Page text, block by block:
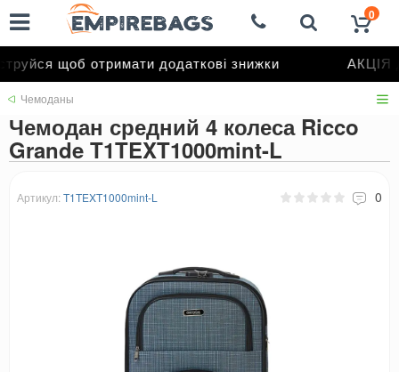
щоб отримати додаткові знижки АКЦІЯ
0
Чемоданы
Чемодан средний 4 колеса Ricco
Grande T1TEXT1000mint-L
Артикул: T1TEXT1000mint-L 0